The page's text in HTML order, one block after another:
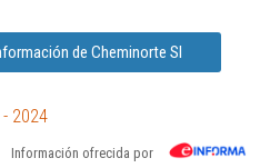
de Cheminorte Sl
2024
Información ofrecida por